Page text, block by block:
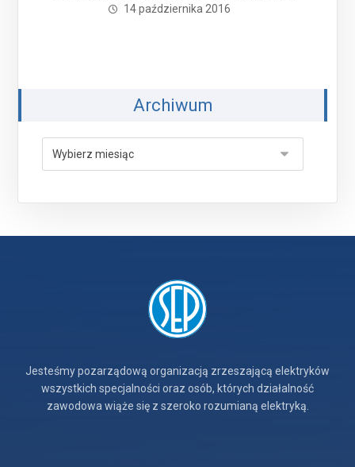
14 października 2016
Archiwum
Jesteśmy pozarządową organizacją zrzeszającą elektryków
wszystkich specjalności oraz osób, których działalność
zawodowa wiąże się z szeroko rozumianą elektryką.